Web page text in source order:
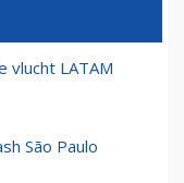
vlucht LATAM
São Paulo